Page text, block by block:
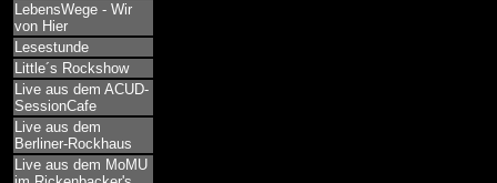
LebensWege - Wir
von Hier
Lesestunde
Little´s Rockshow
Live aus dem ACUD-
SessionCafe
Live aus dem
Berliner-Rockhaus
Live aus dem MoMU